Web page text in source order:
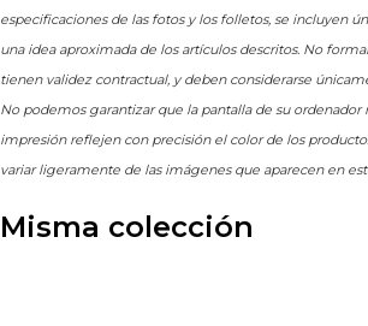
especificaciones de las fotos y los folletos, se incluyen
una idea aproximada de los artículos descritos. No
tienen validez contractual, y deben considerarse
No podemos garantizar que la pantalla de su ordenador
impresión reflejen con precisión el color de los
variar ligeramente de las imágenes que aparecen en
Misma colección